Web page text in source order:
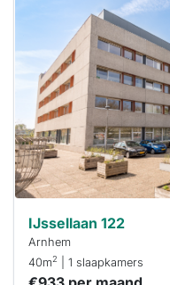
Deze woning
waarschijnlijk
al verhuurd
Om kans te
maken moet je
binnen 15
minuten
reageren.
Stekkies helpt
je hierbij!
IJssellaan 122
Arnhem
40m2 | 1 slaapkamers